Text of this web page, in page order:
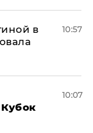
в
10:57
10:07